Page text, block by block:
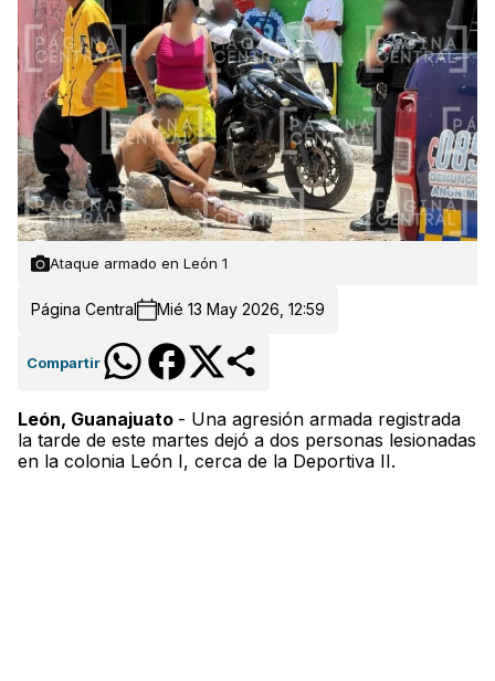
Ataque armado en León 1
Página Central Mié 13 May 2026, 12:59
Compartir
León, Guanajuato - Una agresión armada registrada
la tarde de este martes dejó a dos personas lesionadas
en la colonia León I, cerca de la Deportiva II.